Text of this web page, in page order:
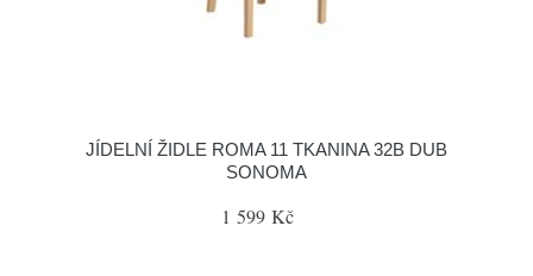
JÍDELNÍ ŽIDLE ROMA 11 TKANINA 32B DUB
SONOMA
1 599 Kč